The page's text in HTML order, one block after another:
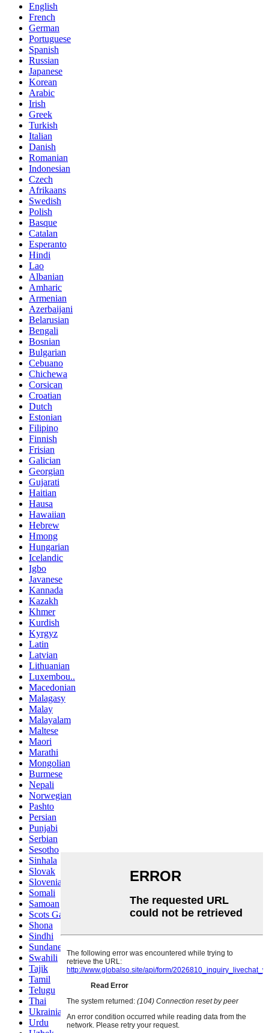
English
French
German
Portuguese
Spanish
Russian
Japanese
Korean
Arabic
Irish
Greek
Turkish
Italian
Danish
Romanian
Indonesian
Czech
Afrikaans
Swedish
Polish
Basque
Catalan
Esperanto
Hindi
Lao
Albanian
Amharic
Armenian
Azerbaijani
Belarusian
Bengali
Bosnian
Bulgarian
Cebuano
Chichewa
Corsican
Croatian
Dutch
Estonian
Filipino
Finnish
Frisian
Galician
Georgian
Gujarati
Haitian
Hausa
Hawaiian
Hebrew
Hmong
Hungarian
Icelandic
Igbo
Javanese
Kannada
Kazakh
Khmer
Kurdish
Kyrgyz
Latin
Latvian
Lithuanian
Luxembou..
Macedonian
Malagasy
Malay
Malayalam
Maltese
Maori
Marathi
Mongolian
Burmese
Nepali
Norwegian
Pashto
Persian
Punjabi
Serbian
Sesotho
Sinhala
Slovak
Slovenian
Somali
Samoan
Scots Gaelic
Shona
Sindhi
Sundanese
Swahili
Tajik
Tamil
Telugu
Thai
Ukrainian
Urdu